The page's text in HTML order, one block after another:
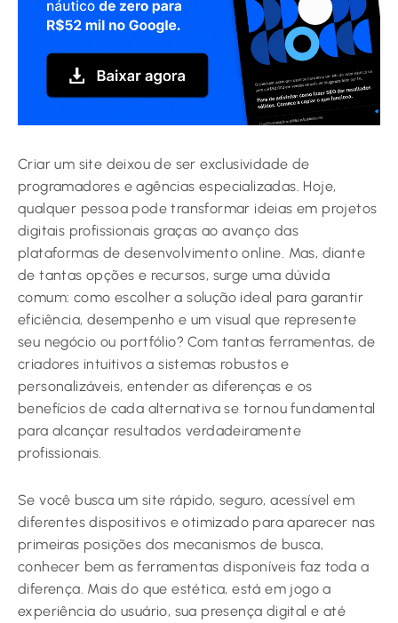
Criar um site deixou de ser exclusividade de
programadores e agências especializadas. Hoje,
qualquer pessoa pode transformar ideias em projetos
digitais profissionais graças ao avanço das
plataformas de desenvolvimento online. Mas, diante
de tantas opções e recursos, surge uma dúvida
comum: como escolher a solução ideal para garantir
eficiência, desempenho e um visual que represente
seu negócio ou portfólio? Com tantas ferramentas, de
criadores intuitivos a sistemas robustos e
personalizáveis, entender as diferenças e os
benefícios de cada alternativa se tornou fundamental
para alcançar resultados verdadeiramente
profissionais.
Se você busca um site rápido, seguro, acessível em
diferentes dispositivos e otimizado para aparecer nas
primeiras posições dos mecanismos de busca,
conhecer bem as ferramentas disponíveis faz toda a
diferença. Mais do que estética, está em jogo a
experiência do usuário, sua presença digital e até